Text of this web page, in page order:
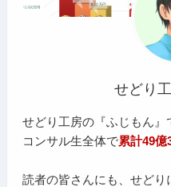
せどり
せどり工房の『ふじもん』
コンサル生全体で累計49億
読者の皆さんにも、せど